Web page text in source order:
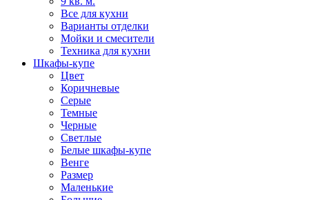
Все для кухни
Варианты отделки
Мойки и смесители
Техника для кухни
Шкафы-купе
Цвет
Коричневые
Серые
Темные
Черные
Светлые
Белые шкафы-купе
Венге
Размер
Маленькие